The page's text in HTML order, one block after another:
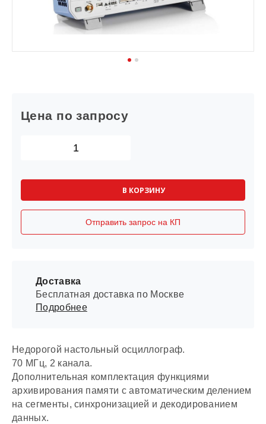
Недорогой настольный осциллограф.
70 МГц, 2 канала.
Дополнительная комплектация функциями
архивирования памяти с автоматическим делением
на сегменты, синхронизацией и декодированием
данных.
Цена по запросу
В КОРЗИНУ
Отправить запрос на КП
Доставка
Бесплатная доставка по Москве
Подробнее